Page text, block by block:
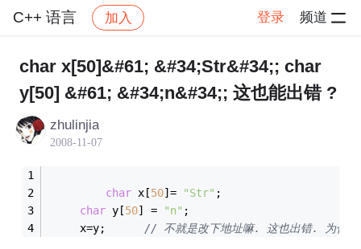
C++ 语言 加入 登录 频道
社区 C++ 语言
char x[50]&#61; &#34;Str&#34;; char
y[50] &#61; &#34;n&#34;; 这也能出错 ?
zhulinjia
2008-11-07
char x[50]= "Str" ;
char y[50] = "n" ;
	 x=y;
// 不就是改下地址嘛. 这也出错. 为什